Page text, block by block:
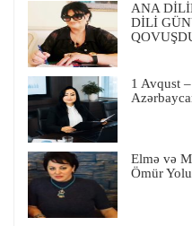
ANA
DİLİ
1 Avqust
Elmə və
Ömür Yolu